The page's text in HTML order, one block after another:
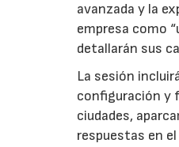
avanzada y la
empresa como
detallarán sus
La sesión
configuración y
ciudades,
respuestas en